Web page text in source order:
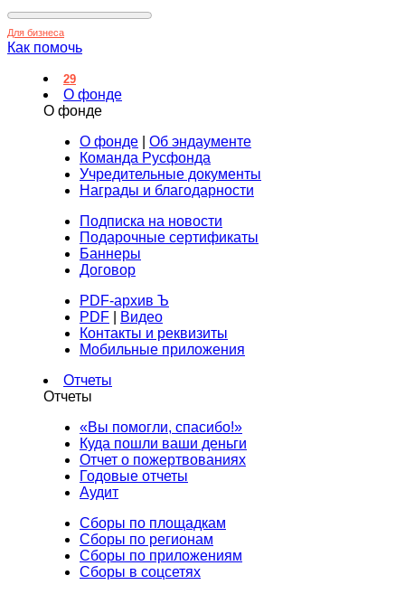
Для бизнеса
Как помочь
29
О фонде
О фонде
О фонде
Об эндаументе
Команда Русфонда
Учредительные документы
Награды и благодарности
Подписка на новости
Подарочные сертификаты
Баннеры
Договор
PDF-архив Ъ
PDF
Видео
Контакты и реквизиты
Мобильные приложения
Отчеты
Отчеты
«Вы помогли, спасибо!»
Куда пошли ваши деньги
Отчет о пожертвованиях
Годовые отчеты
Аудит
Сборы по площадкам
Сборы по регионам
Сборы по приложениям
Сборы в соцсетях